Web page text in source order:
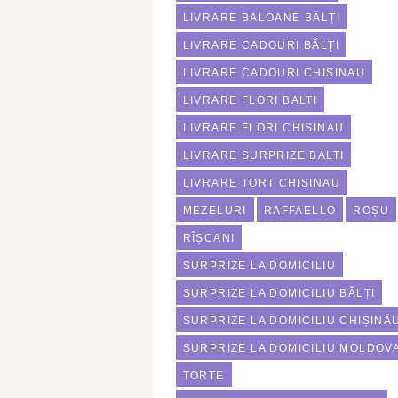
LIVRARE BALOANE BĂLȚI
LIVRARE CADOURI BĂLȚI
LIVRARE CADOURI CHISINAU
LIVRARE FLORI BALTI
LIVRARE FLORI CHISINAU
LIVRARE SURPRIZE BALTI
LIVRARE TORT CHISINAU
MEZELURI RAFFAELLO ROȘU
RÎȘCANI
SURPRIZE LA DOMICILIU
SURPRIZE LA DOMICILIU BĂLȚI
SURPRIZE LA DOMICILIU
SURPRIZE LA DOMICILIU
TORTE